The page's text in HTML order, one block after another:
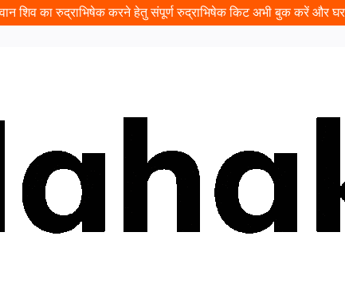
शिव का रुद्राभिषेक करने हेतु संपूर्ण रुद्राभिषेक किट अभी बुक करें और घर